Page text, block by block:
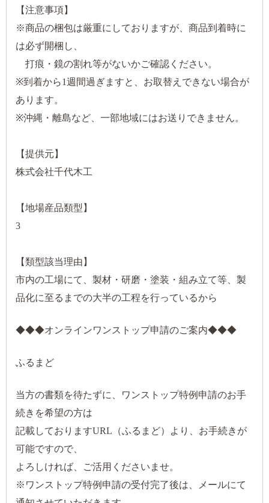
【注意事項】
※商品の梱包は厳重にしておりますが、商品到着時に
は必ず開梱し、
打痕・鏡の割れ等がないかご確認ください。
※到着から1週間過ぎますと、お取替えできない場合が
あります。
※沖縄・離島など、一部地域にはお送りできません。
【提供元】
株式会社千代木工
【地場産品類型】
3
【類型該当理由】
市内の工場にて、製材・研磨・塗装・組み立て等、製
品化に至るまでの大半の工程を行っているから
◆◆◆オンラインワンストップ申請のご案内◆◆◆
ふるまど
当方の書類を待たずに、ワンストップ特例申請のお手
続きを希望の方は
記載しておりますURL（ふるまど）より、お手続きが
可能ですので、
よろしければ、ご活用くださいませ。
※ワンストップ特例申請の受付完了後は、メールにて